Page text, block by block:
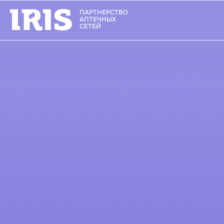
ПАРТНЕРСТВО
АПТЕЧНЫХ
СЕТЕЙ